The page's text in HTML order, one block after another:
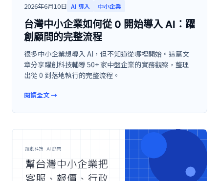
2026年6月10日 AI 導入 中小企業
台灣中小企業如何從 0 開始導入 AI：躍
創顧問的完整流程
很多中小企業想導入 AI，但不知道從哪裡開始。這篇文
章分享躍創科技輔導 50+ 家中盤企業的實務觀察，整理
出從 0 到落地執行的完整流程。
閱讀全文→